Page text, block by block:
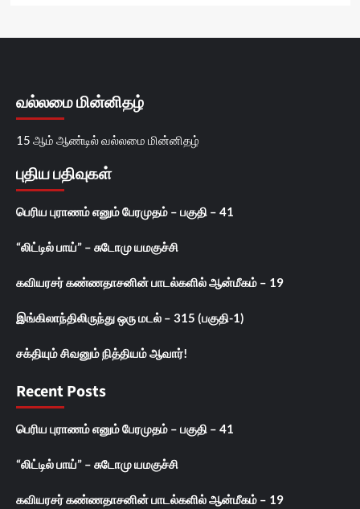
வல்லமை மின்னிதழ்
15 ஆம் ஆண்டில் வல்லமை மின்னிதழ்
புதிய பதிவுகள்
பெரிய புராணம் எனும் பேரமுதம் – பகுதி – 41
“லிட்டில் பாய்” – சுடோமு யமகுச்சி
கவியரசர் கண்ணதாசனின் பாடல்களில் ஆன்மீகம் – 19
இங்கிலாந்திலிருந்து ஒரு மடல் – 315 (பகுதி-1)
சக்தியும் சிவனும் நித்தியம் ஆவார்!
Recent Posts
பெரிய புராணம் எனும் பேரமுதம் – பகுதி – 41
“லிட்டில் பாய்” – சுடோமு யமகுச்சி
கவியரசர் கண்ணதாசனின் பாடல்களில் ஆன்மீகம் – 19